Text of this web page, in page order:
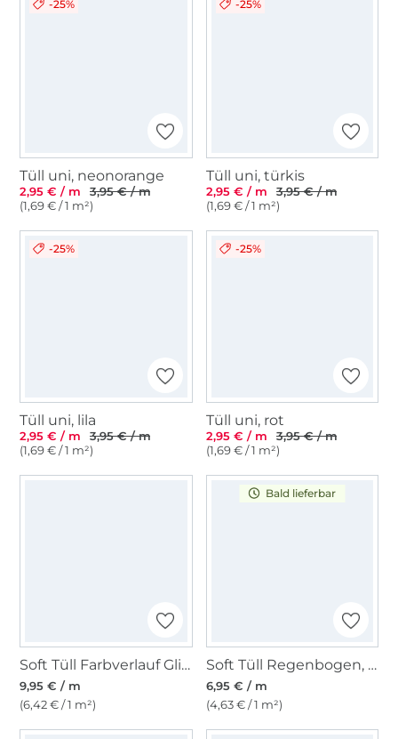
-25%
Tüll uni, neonorange
2,95 € / m
3,95 € / m
(1,69 € / 1 m²)
-25%
Tüll uni, türkis
2,95 € / m
3,95 € / m
(1,69 € / 1 m²)
-25%
Tüll uni, lila
2,95 € / m
3,95 € / m
(1,69 € / 1 m²)
-25%
Tüll uni, rot
2,95 € / m
3,95 € / m
(1,69 € / 1 m²)
Soft Tüll Farbverlauf Glitter Spots, multicolor
9,95 € / m
(6,42 € / 1 m²)
Bald lieferbar
Soft Tüll Regenbogen, multicolor
6,95 € / m
(4,63 € / 1 m²)